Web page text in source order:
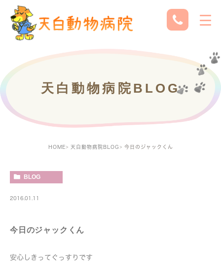
天白動物病院BLOG
HOME 天白動物病院BLOG 今日のジャックくん
BLOG
2016.01.11
今日のジャックくん
安心しきってぐっすりです